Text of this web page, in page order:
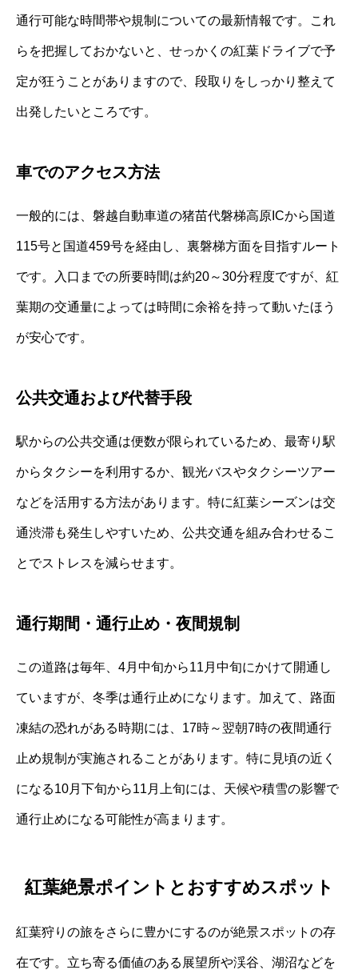
通行可能な時間帯や規制についての最新情報です。これ
らを把握しておかないと、せっかくの紅葉ドライブで予
定が狂うことがありますので、段取りをしっかり整えて
出発したいところです。
車でのアクセス方法
一般的には、磐越自動車道の猪苗代磐梯高原ICから国道
115号と国道459号を経由し、裏磐梯方面を目指すルート
です。入口までの所要時間は約20～30分程度ですが、紅
葉期の交通量によっては時間に余裕を持って動いたほう
が安心です。
公共交通および代替手段
駅からの公共交通は便数が限られているため、最寄り駅
からタクシーを利用するか、観光バスやタクシーツアー
などを活用する方法があります。特に紅葉シーズンは交
通渋滞も発生しやすいため、公共交通を組み合わせるこ
とでストレスを減らせます。
通行期間・通行止め・夜間規制
この道路は毎年、4月中旬から11月中旬にかけて開通し
ていますが、冬季は通行止めになります。加えて、路面
凍結の恐れがある時期には、17時～翌朝7時の夜間通行
止め規制が実施されることがあります。特に見頃の近く
になる10月下旬から11月上旬には、天候や積雪の影響で
通行止めになる可能性が高まります。
紅葉絶景ポイントとおすすめスポット
紅葉狩りの旅をさらに豊かにするのが絶景スポットの存
在です。立ち寄る価値のある展望所や渓谷、湖沼などを